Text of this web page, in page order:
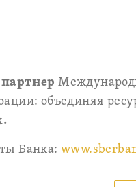
партнер
объединяя
Банка: